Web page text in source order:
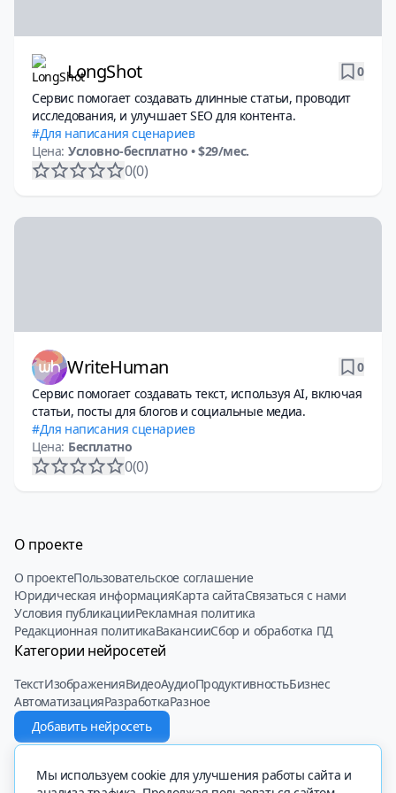
LongShot
0
Сервис помогает создавать длинные статьи, проводит
исследования, и улучшает SEO для контента.
Для написания сценариев
Цена: Условно-бесплатно • $29/мес.
0(0)
WriteHuman
0
Сервис помогает создавать текст, используя AI, включая
статьи, посты для блогов и социальные медиа.
Для написания сценариев
Цена: Бесплатно
0(0)
О проекте
О проектеПользовательское соглашение
Юридическая информацияКарта сайтаСвязаться с нами
Условия публикацииРекламная политика
Редакционная политикаВакансииСбор и обработка ПД
Категории нейросетей
ТекстИзображенияВидеоАудиоПродуктивностьБизнес
АвтоматизацияРазработкаРазное
Добавить нейросеть
Мы используем cookie для улучшения работы сайта и